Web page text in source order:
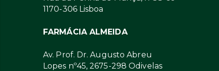
1170-306 Lisboa
FARMÁCIA ALMEIDA
Av. Prof. Dr. Augusto Abreu
Lopes nº45, 2675-298 Odivelas